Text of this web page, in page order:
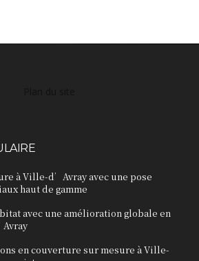
à Ville-d’Avray avec une pose
haut de gamme
avec une amélioration globale en
en couverture sur mesure à Ville-